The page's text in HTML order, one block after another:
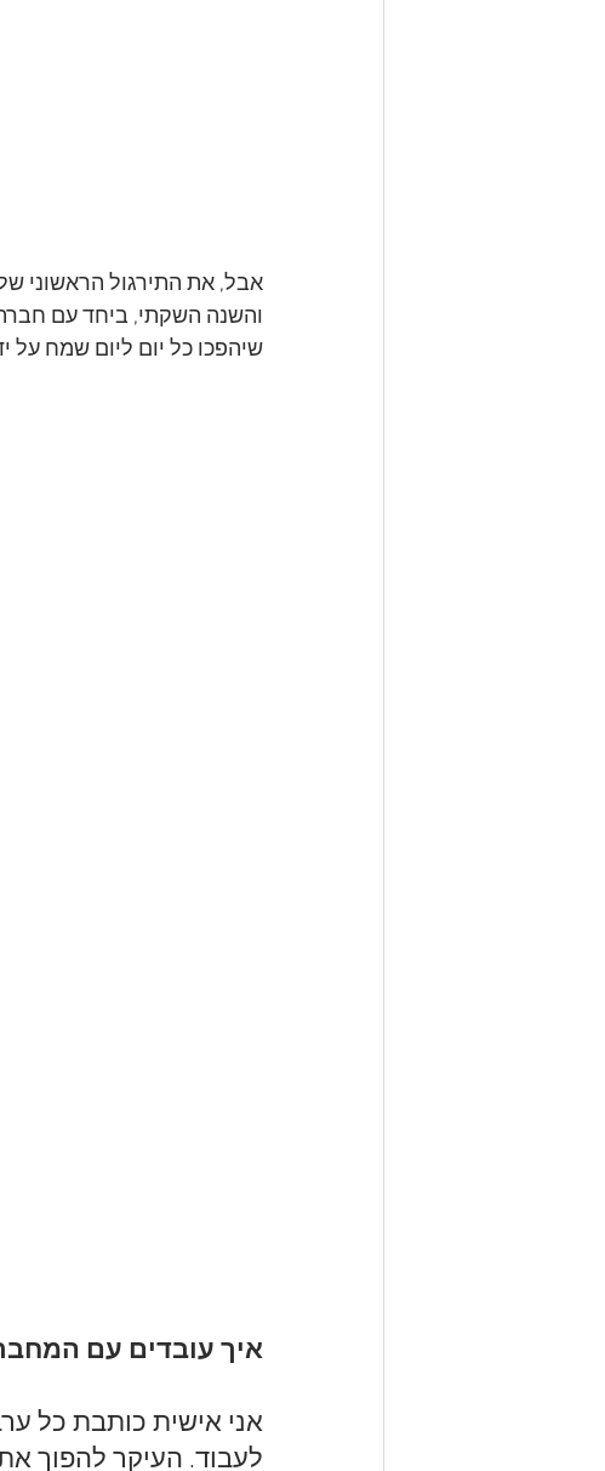
אבל, את התירגול הראשוני
והשנה השקתי, ביחד עם
שיהפכו כל יום ליום שמח על
איך עובדים עם
אני אישית כותבת כל
לעבוד. העיקר להפוך את